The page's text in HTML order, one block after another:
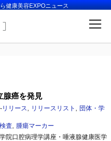
健康美容EXPOニュース
腺癌を発見
- リリース リリースリスト
団体・学
査
腫瘍マーカー
院口腔病理学講座・唾液腺健康医学